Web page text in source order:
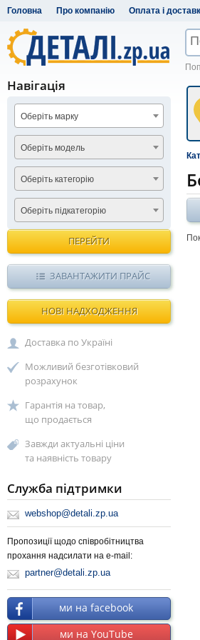
Головна Про компанію Оплата і
Навігація
Оберіть марку
Оберіть модель
Оберіть категорію
Оберіть підкатегорію
ПЕРЕЙТИ
ЗАВАНТАЖИТИ ПРАЙС
НОВІ НАДХОДЖЕННЯ
Доставка по Україні
Можливий безготівковий
розрахунок
Гарантія на товар,
що продається
Завжди актуальні ціни
та наявність товару
Служба підтримки
webshop@detali.zp.ua
Пропозиції щодо співробітництва
прохання надсилати на e-mail:
partner@detali.zp.ua
ми на facebook
ми на YouTube